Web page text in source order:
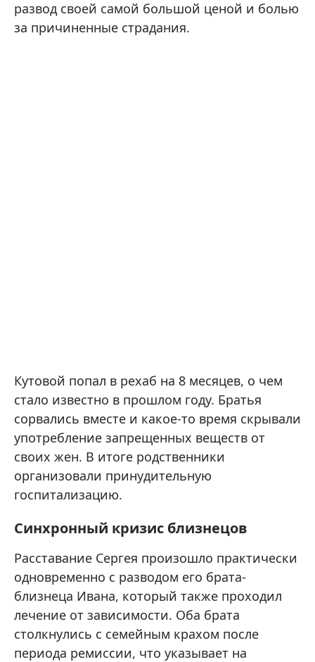
развод своей самой большой ценой и болью
за причиненные страдания.
Кутовой попал в рехаб на 8 месяцев, о чем
стало известно в прошлом году. Братья
сорвались вместе и какое-то время скрывали
употребление запрещенных веществ от
своих жен. В итоге родственники
организовали принудительную
госпитализацию.
Синхронный кризис близнецов
Расставание Сергея произошло практически
одновременно с разводом его брата-
близнеца Ивана, который также проходил
лечение от зависимости. Оба брата
столкнулись с семейным крахом после
периода ремиссии, что указывает на